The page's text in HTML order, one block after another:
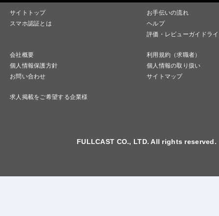
サイトトップ
お手伝いの流れ
スマホ認証とは
ヘルプ
評価・レビューガイドラ
会社概要
利用規約（求職者）
個人情報保護方針
個人情報の取り扱い
お問い合わせ
サイトマップ
求人掲載をご希望する企業様
FULLCAST CO., LTD. All rights reserved.